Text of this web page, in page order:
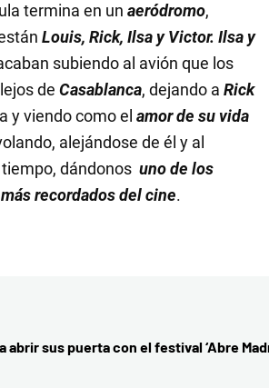
termina en un aeródromo,
Louis, Rick, Ilsa y Victor. Ilsa y
subiendo al avión que los
de Casablanca, dejando a Rick
y viendo como el amor de su vida
alejándose de él y al
dándonos uno de los
recordados del cine.
abrir sus puerta con el festival ‘Abre